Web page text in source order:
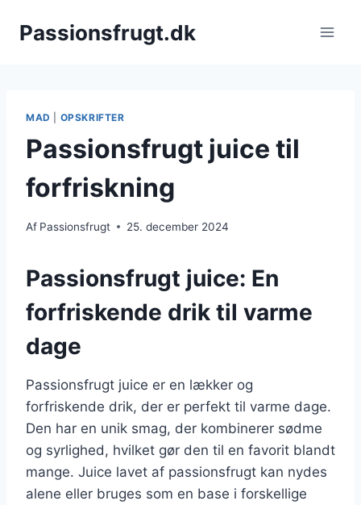
Passionsfrugt.dk
MAD OPSKRIFTER
Passionsfrugt juice til
forfriskning
Af Passionsfrugt 25. december 2024
Passionsfrugt juice: En
forfriskende drik til varme
dage
Passionsfrugt juice er en lækker og
forfriskende drik, der er perfekt til varme dage.
Den har en unik smag, der kombinerer sødme
og syrlighed, hvilket gør den til en favorit blandt
mange. Juice lavet af passionsfrugt kan nydes
alene eller bruges som en base i forskellige